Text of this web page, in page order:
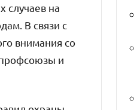
случаев на
В связи с
внимания со
и